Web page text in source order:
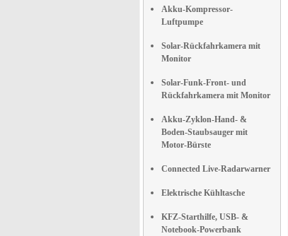
Akku-Kompressor-
Luftpumpe
Solar-Rückfahrkamera mit
Monitor
Solar-Funk-Front- und
Rückfahrkamera mit Monitor
Akku-Zyklon-Hand- &
Boden-Staubsauger mit
Motor-Bürste
Connected Live-Radarwarner
Elektrische Kühltasche
KFZ-Starthilfe, USB- &
Notebook-Powerbank